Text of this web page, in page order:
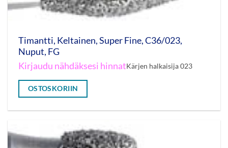
Timantti, Keltainen, Super Fine, C36/023,
Nuput, FG
Kirjaudu nähdäksesi hinnatKärjen halkaisija 023
OSTOSKORIIN